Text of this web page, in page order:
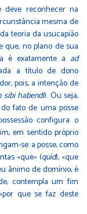
deve reconhecer na
mesma de
teoria da usucapião
que, no plano de sua
é exatamente a ad
a título de dono
pois, a intenção de
sibi habendi). Ou seja,
fato de uma posse
configura o
em sentido próprio
se: a posse, como
«que» (quid), «que
ânimo de domínio, é
contempla um fim
que se faz deste